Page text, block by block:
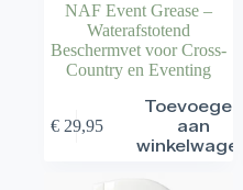
NAF Event Grease –
Waterafstotend
Beschermvet voor Cross-
Country en Eventing
€29,95
Toevoegen
aan
winkelwagen